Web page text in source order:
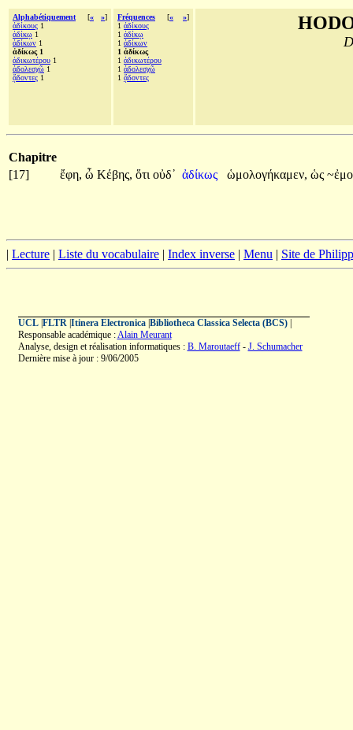
Alphabétiquement [« »]
ἀδίκους 1
ἀδίκῳ 1
ἀδίκων 1
ἀδίκως 1
ἀδικωτέρου 1
ἀδολεσχῶ 1
ᾄδοντες 1
Fréquences [« »]
1 ἀδίκους
1 ἀδίκῳ
1 ἀδίκων
1 ἀδίκως
1 ἀδικωτέρου
1 ἀδολεσχῶ
1 ᾄδοντες
Chapitre
[17]
ἔφη, ὦ Κέβης, ὅτι οὐδ᾽ ἀδίκως ὡμολογήκαμεν, ὡς
| Lecture | Liste du vocabulaire | Index inverse | Menu | Site de
UCL| FLTR| Itinera Electronica| Bibliotheca Classica Selecta (BCS)|
Responsable académique :Alain Meurant
Analyse, design et réalisation informatiques : B. Maroutaeff- J. Schumacher
Dernière mise à jour : 9/06/2005